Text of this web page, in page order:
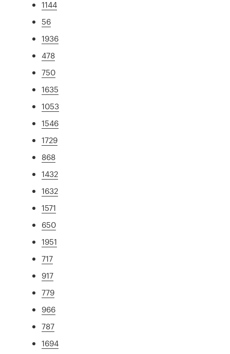
1144
56
1936
478
750
1635
1053
1546
1729
868
1432
1632
1571
650
1951
717
917
779
966
787
1694